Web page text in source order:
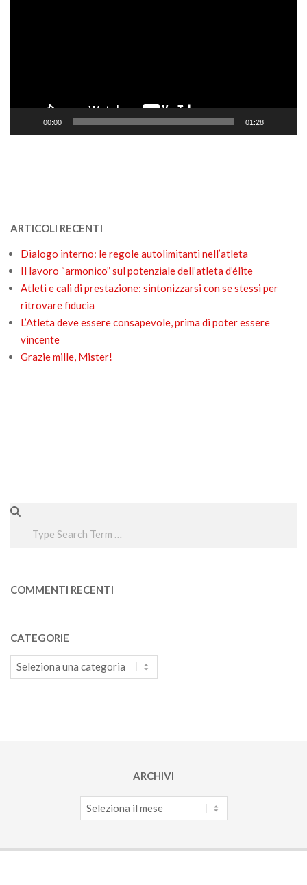
00:00 01:28
ARTICOLI RECENTI
Dialogo interno: le regole autolimitanti nell’atleta
Il lavoro “armonico” sul potenziale dell’atleta d’élite
Atleti e cali di prestazione: sintonizzarsi con se stessi per
ritrovare fiducia
L’Atleta deve essere consapevole, prima di poter essere
vincente
Grazie mille, Mister!
Search
COMMENTI RECENTI
CATEGORIE
Categorie
ARCHIVI
Archivi